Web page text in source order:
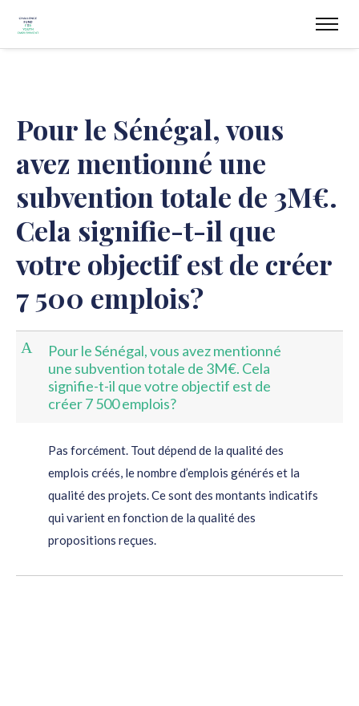
Pour le Sénégal, vous
avez mentionné une
subvention totale de 3M€.
Cela signifie-t-il que
votre objectif est de créer
7 500 emplois?
A
Pour le Sénégal, vous avez mentionné
une subvention totale de 3M€. Cela
signifie-t-il que votre objectif est de
créer 7 500 emplois?
Pas forcément. Tout dépend de la qualité des
emplois créés, le nombre d’emplois générés et la
qualité des projets. Ce sont des montants indicatifs
qui varient en fonction de la qualité des
propositions reçues.